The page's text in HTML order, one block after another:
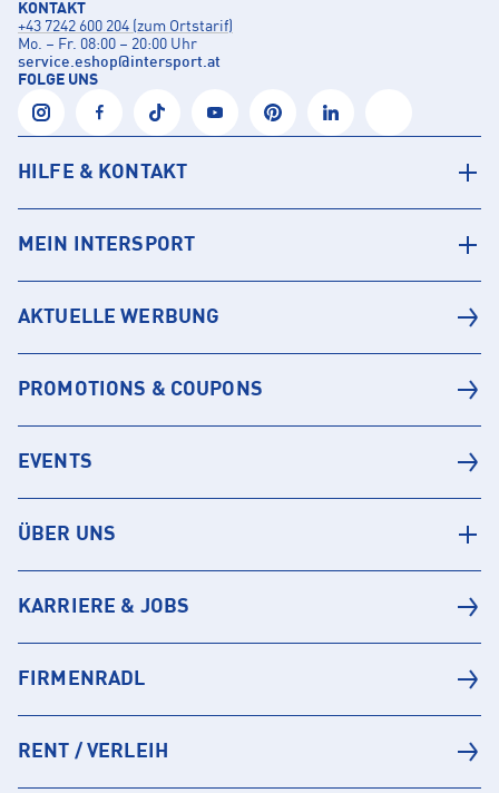
KONTAKT
+43 7242 600 204 (zum Ortstarif)
Mo. – Fr. 08:00 – 20:00 Uhr
service.eshop@intersport.at
FOLGE UNS
HILFE & KONTAKT
MEIN INTERSPORT
AKTUELLE WERBUNG
PROMOTIONS & COUPONS
EVENTS
ÜBER UNS
KARRIERE & JOBS
FIRMENRADL
RENT / VERLEIH